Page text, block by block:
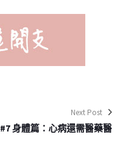
Next Post
#7 身體篇：心病還需醫藥醫